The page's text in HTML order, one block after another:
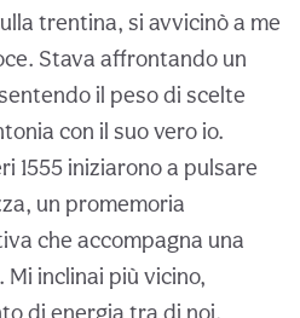
trentina, si avvicinò a me
Stava affrontando un
il peso di scelte
con il suo vero io.
1555 iniziarono a pulsare
un promemoria
che accompagna una
inclinai più vicino,
di energia tra di noi.